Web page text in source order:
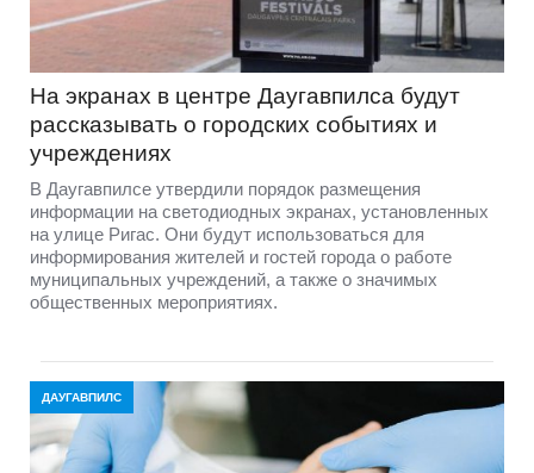
На экранах в центре Даугавпилса будут
рассказывать о городских событиях и
учреждениях
В Даугавпилсе утвердили порядок размещения
информации на светодиодных экранах, установленных
на улице Ригас. Они будут использоваться для
информирования жителей и гостей города о работе
муниципальных учреждений, а также о значимых
общественных мероприятиях.
ДАУГАВПИЛС